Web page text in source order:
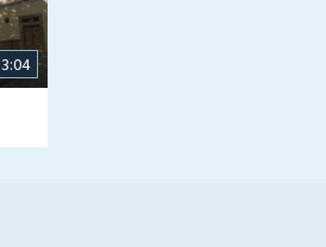
3:04